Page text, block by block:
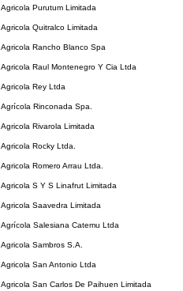
Agricola Purutum Limitada
Agricola Quitralco Limitada
Agricola Rancho Blanco Spa
Agricola Raul Montenegro Y Cia Ltda
Agricola Rey Ltda
Agrícola Rinconada Spa.
Agricola Rivarola Limitada
Agricola Rocky Ltda.
Agricola Romero Arrau Ltda.
Agricola S Y S Linafrut Limitada
Agricola Saavedra Limitada
Agrícola Salesiana Catemu Ltda
Agricola Sambros S.A.
Agricola San Antonio Ltda
Agricola San Carlos De Paihuen Limitada